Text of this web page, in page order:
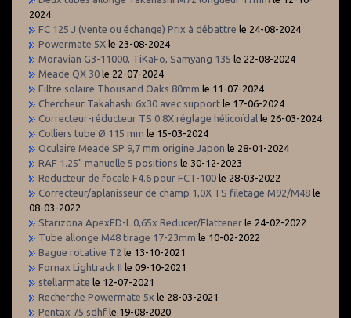
2024
FC 125 J (vente ou échange) Prix à débattre le 24-08-2024
Powermate 5X le 23-08-2024
Moravian G3-11000, TiKaFo, Samyang 135 le 22-08-2024
Meade QX 30 le 22-07-2024
Filtre solaire Thousand Oaks 80mm le 11-07-2024
Chercheur Takahashi 6x30 avec support le 17-06-2024
Correcteur-réducteur TS 0.8X réglage hélicoïdal le 26-03-2024
Colliers tube Ø 115 mm le 15-03-2024
Oculaire Meade SP 9,7 mm origine Japon le 28-01-2024
RAF 1.25" manuelle 5 positions le 30-12-2023
Reducteur de focale F4.6 pour FCT-100 le 28-03-2022
Correcteur/aplanisseur de champ 1,0X TS filetage M92/M48 le
08-03-2022
Starizona ApexED-L 0,65x Reducer/Flattener le 24-02-2022
Tube allonge M48 tirage 17-23mm le 10-02-2022
Bague rotative T2 le 13-10-2021
Fornax Lightrack II le 09-10-2021
stellarmate le 12-07-2021
Recherche Powermate 5x le 28-03-2021
Pentax 75 sdhf le 19-08-2020